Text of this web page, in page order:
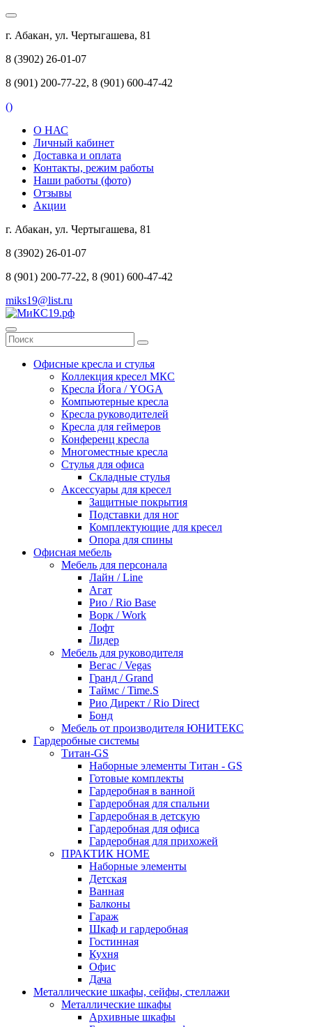
г. Абакан, ул. Чертыгашева, 81
8 (3902) 26-01-07
8 (901) 200-77-22, 8 (901) 600-47-42
()
О НАС
Личный кабинет
Доставка и оплата
Контакты, режим работы
Наши работы (фото)
Отзывы
Акции
г. Абакан, ул. Чертыгашева, 81
8 (3902) 26-01-07
8 (901) 200-77-22, 8 (901) 600-47-42
miks19@list.ru
Офисные кресла и стулья
Коллекция кресел МКС
Кресла Йога / YOGA
Компьютерные кресла
Кресла руководителей
Кресла для геймеров
Конференц кресла
Многоместные кресла
Стулья для офиса
Складные стулья
Аксессуары для кресел
Защитные покрытия
Подставки для ног
Комплектующие для кресел
Опора для спины
Офисная мебель
Мебель для персонала
Лайн / Line
Агат
Рио / Rio Base
Ворк / Work
Лофт
Лидер
Мебель для руководителя
Вегас / Vegas
Гранд / Grand
Таймс / Time.S
Рио Директ / Rio Direct
Бонд
Мебель от производителя ЮНИТЕКС
Гардеробные системы
Титан-GS
Наборные элементы Титан - GS
Готовые комплекты
Гардеробная в ванной
Гардеробная для спальни
Гардеробная в детскую
Гардеробная для офиса
Гардеробная для прихожей
ПРАКТИК HOME
Наборные элементы
Детская
Ванная
Балконы
Гараж
Шкаф и гардеробная
Гостинная
Кухня
Офис
Дача
Металлические шкафы, сейфы, стеллажи
Металлические шкафы
Архивные шкафы